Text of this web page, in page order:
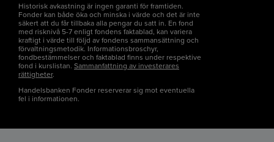
Historisk avkastning är ingen garanti för framtiden.
Fonder kan både öka och minska i värde och det är inte
säkert att du får tillbaka alla pengar du satt in. En fond
med risknivå 5-7 enligt fondens faktablad, kan variera
kraftigt i värde till följd av fondens sammansättning och
förvaltningsmetodik. Informationsbroschyr,
fondbestämmelser och faktablad finns under respektive
fond i kurslistan. Sammanfattning av investerares
rättigheter.
Handelsbanken Fonder reserverar sig mot eventuella
fel i informationen.